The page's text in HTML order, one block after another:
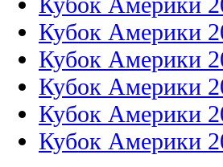
Кубок Америки
Кубок Америки
Кубок Америки
Кубок Америки
Кубок Америки